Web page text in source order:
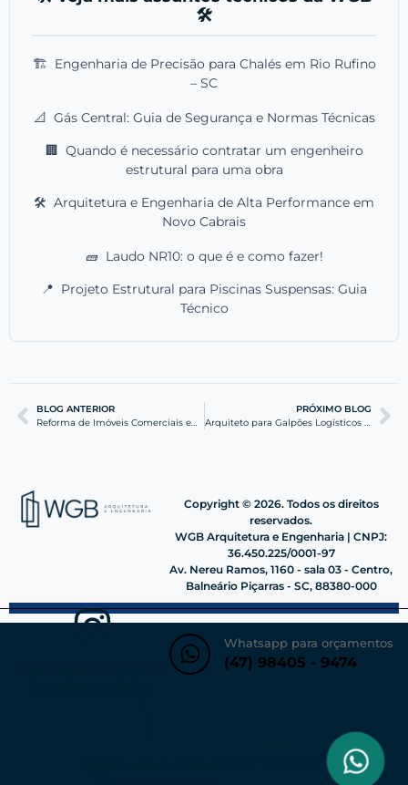
🛠️
🏗️ Engenharia de Precisão para Chalés em Rio Rufino
– SC
📐 Gás Central: Guia de Segurança e Normas Técnicas
🏢 Quando é necessário contratar um engenheiro
estrutural para uma obra
🛠️ Arquitetura e Engenharia de Alta Performance em
Novo Cabrais
🧱 Laudo NR10: o que é e como fazer!
📍 Projeto Estrutural para Piscinas Suspensas: Guia
Técnico
BLOG ANTERIOR
Reforma de Imóveis Comerciais em Itajaí: Design e Luxo
PRÓXIMO BLOG
Arquiteto para Galpões Logísticos em Itajaí: Eficiência
Copyright © 2026. Todos os direitos
reservados.
WGB Arquitetura e Engenharia | CNPJ:
36.450.225/0001-97
Av. Nereu Ramos, 1160 - sala 03 - Centro,
Balneário Piçarras - SC, 88380-000
Whatsapp para orçamentos
(47) 98405 - 9474